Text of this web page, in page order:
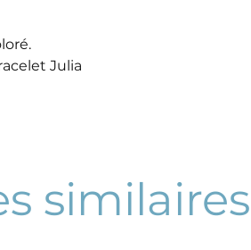
Julia
similaires